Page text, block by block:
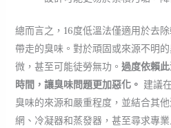
總而言之，16度低溫法僅適用於去
帶走的臭味。對於頑固或來源不明
微，甚至可能徒勞無功。 過度依賴
時間，讓臭味問題更加惡化。 建議
臭味的來源和嚴重程度，並結合其
網、冷凝器和蒸發器，甚至尋求專